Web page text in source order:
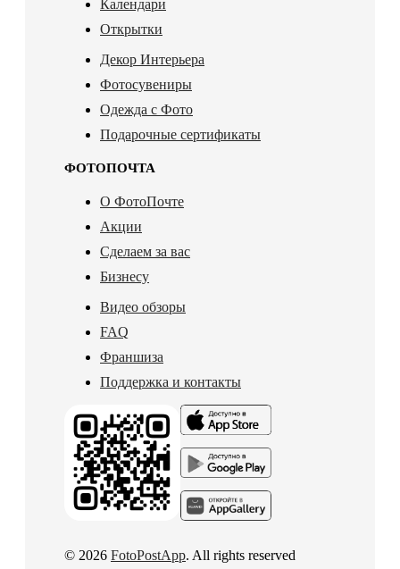
Календари
Открытки
Декор Интерьера
Фотосувениры
Одежда с Фото
Подарочные сертификаты
ФОТОПОЧТА
О ФотоПочте
Акции
Сделаем за вас
Бизнесу
Видео обзоры
FAQ
Франшиза
Поддержка и контакты
© 2026 FotoPostApp. All rights reserved